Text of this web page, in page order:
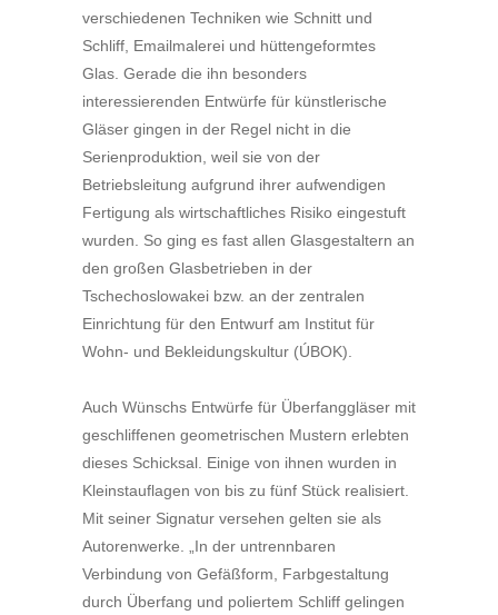
verschiedenen Techniken wie Schnitt und
Schliff, Emailmalerei und hüttengeformtes
Glas. Gerade die ihn besonders
interessierenden Entwürfe für künstlerische
Gläser gingen in der Regel nicht in die
Serienproduktion, weil sie von der
Betriebsleitung aufgrund ihrer aufwendigen
Fertigung als wirtschaftliches Risiko eingestuft
wurden. So ging es fast allen Glasgestaltern an
den großen Glasbetrieben in der
Tschechoslowakei bzw. an der zentralen
Einrichtung für den Entwurf am Institut für
Wohn- und Bekleidungskultur (ÚBOK).
Auch Wünschs Entwürfe für Überfanggläser mit
geschliffenen geometrischen Mustern erlebten
dieses Schicksal. Einige von ihnen wurden in
Kleinstauflagen von bis zu fünf Stück realisiert.
Mit seiner Signatur versehen gelten sie als
Autorenwerke. „In der untrennbaren
Verbindung von Gefäßform, Farbgestaltung
durch Überfang und poliertem Schliff gelingen